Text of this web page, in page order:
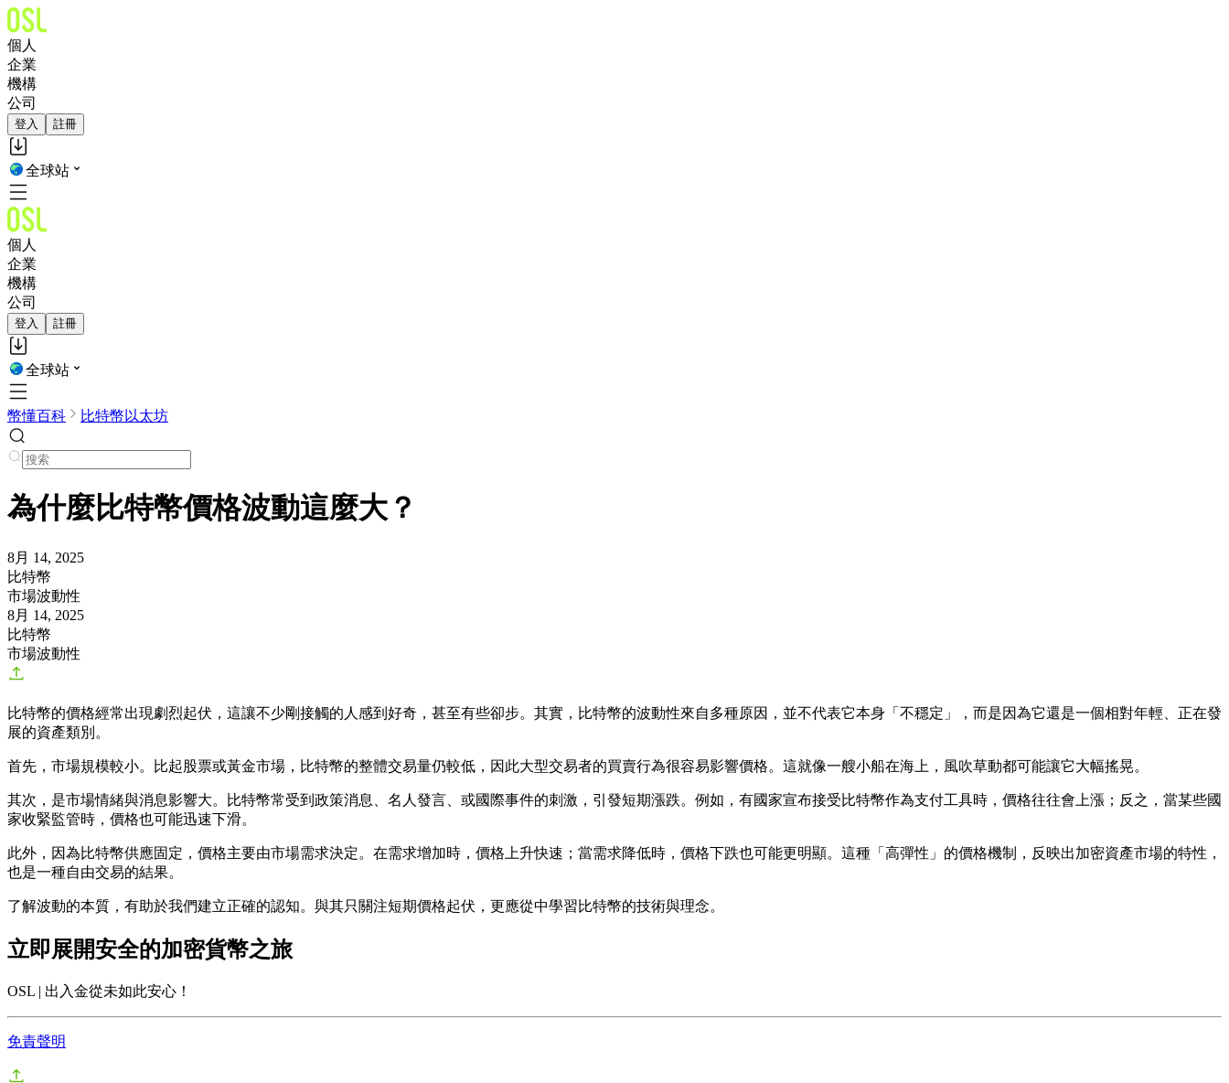
個人
企業
機構
公司
登入 註冊
全球站
個人
企業
機構
公司
登入 註冊
全球站
幣懂百科 比特幣以太坊
為什麼比特幣價格波動這麼大？
8月 14, 2025
比特幣
市場波動性
8月 14, 2025
比特幣
市場波動性
比特幣的價格經常出現劇烈起伏，這讓不少剛接觸的人感到好奇，甚至有些卻步。其實，比特幣的波動性來自多種原因，並不代表它本身「不穩定」，而是因為它還是一個相對年輕、正在發
展的資產類別。
首先，市場規模較小。比起股票或黃金市場，比特幣的整體交易量仍較低，因此大型交易者的買賣行為很容易影響價格。這就像一艘小船在海上，風吹草動都可能讓它大幅搖晃。
其次，是市場情緒與消息影響大。比特幣常受到政策消息、名人發言、或國際事件的刺激，引發短期漲跌。例如，有國家宣布接受比特幣作為支付工具時，價格往往會上漲；反之，當某些國
家收緊監管時，價格也可能迅速下滑。
此外，因為比特幣供應固定，價格主要由市場需求決定。在需求增加時，價格上升快速；當需求降低時，價格下跌也可能更明顯。這種「高彈性」的價格機制，反映出加密資產市場的特性，
也是一種自由交易的結果。
了解波動的本質，有助於我們建立正確的認知。與其只關注短期價格起伏，更應從中學習比特幣的技術與理念。
立即展開安全的加密貨幣之旅
OSL | 出入金從未如此安心！
免責聲明